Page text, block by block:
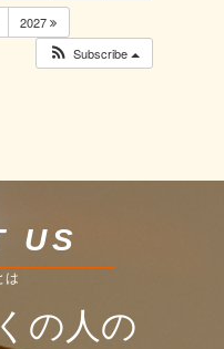
2027
Subscribe
US
は
の人の